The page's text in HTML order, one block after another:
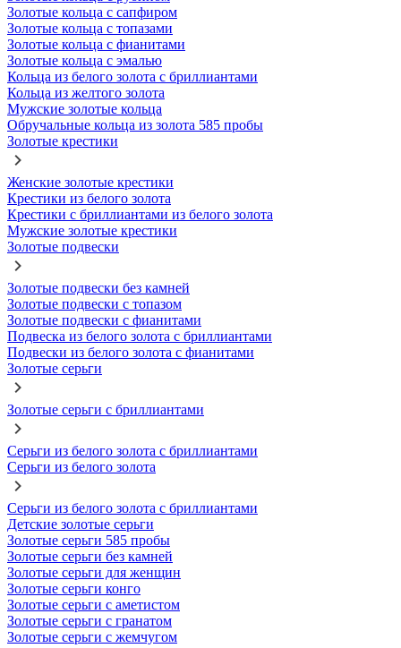
Золотые кольца с сапфиром
Золотые кольца с топазами
Золотые кольца с фианитами
Золотые кольца с эмалью
Кольца из белого золота с бриллиантами
Кольца из желтого золота
Мужские золотые кольца
Обручальные кольца из золота 585 пробы
Золотые крестики
Женские золотые крестики
Крестики из белого золота
Крестики с бриллиантами из белого золота
Мужские золотые крестики
Золотые подвески
Золотые подвески без камней
Золотые подвески с топазом
Золотые подвески с фианитами
Подвеска из белого золота с бриллиантами
Подвески из белого золота с фианитами
Золотые серьги
Золотые серьги с бриллиантами
Серьги из белого золота с бриллиантами
Серьги из белого золота
Серьги из белого золота с бриллиантами
Детские золотые серьги
Золотые серьги 585 пробы
Золотые серьги без камней
Золотые серьги для женщин
Золотые серьги конго
Золотые серьги с аметистом
Золотые серьги с гранатом
Золотые серьги с жемчугом